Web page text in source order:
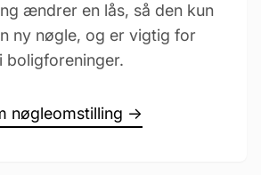
ændrer en lås, så den kun
ny nøgle, og er vigtig for
boligforeninger.
nøgleomstilling →